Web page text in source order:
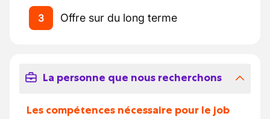
3 Offre sur du long terme
La personne que nous recherchons
Les compétences nécessaire pour le job